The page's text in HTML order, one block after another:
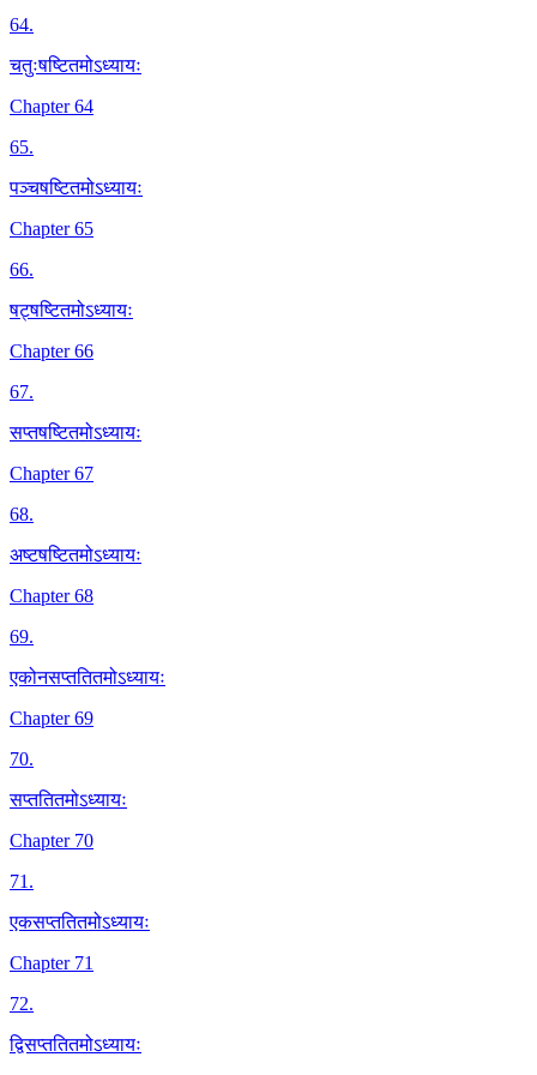
64.
चतुःषष्टितमोऽध्यायः
Chapter 64
65.
पञ्चषष्टितमोऽध्यायः
Chapter 65
66.
षट्षष्टितमोऽध्यायः
Chapter 66
67.
सप्तषष्टितमोऽध्यायः
Chapter 67
68.
अष्टषष्टितमोऽध्यायः
Chapter 68
69.
एकोनसप्ततितमोऽध्यायः
Chapter 69
70.
सप्ततितमोऽध्यायः
Chapter 70
71.
एकसप्ततितमोऽध्यायः
Chapter 71
72.
द्विसप्ततितमोऽध्यायः